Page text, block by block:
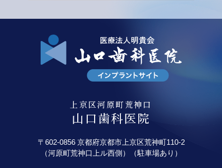
上京区河原町荒神口
山口歯科医院
〒602-0856 京都府京都市上京区荒神町110-2
（河原町荒神口上ル西側）（駐車場あり）